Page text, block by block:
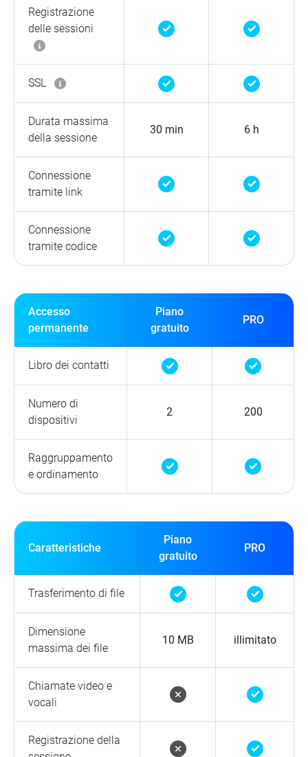
Registrazione
delle sessioni
SSL
Durata massima
della sessione
30 min 6 h
Connessione
tramite link
Connessione
tramite codice
Accesso
permanente
Piano
gratuito
PRO
Libro dei contatti
Numero di
dispositivi
2 200
Raggruppamento
e ordinamento
Caratteristiche
Piano
gratuito
PRO
Trasferimento di file
Dimensione
massima dei file
10 MB illimitato
Chiamate video e
vocali
Registrazione della